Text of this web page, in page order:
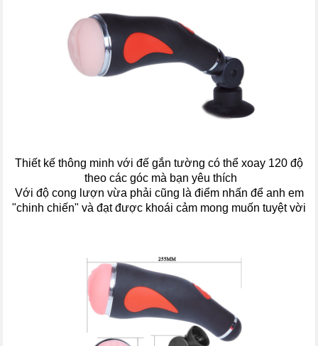
Thiết kế thông minh với đế gắn tường có thể xoay 120 độ
theo các góc mà bạn yêu thích
Với độ cong lượn vừa phải cũng là điểm nhấn để anh em
"chinh chiến" và đạt được khoái cảm mong muốn tuyệt vời